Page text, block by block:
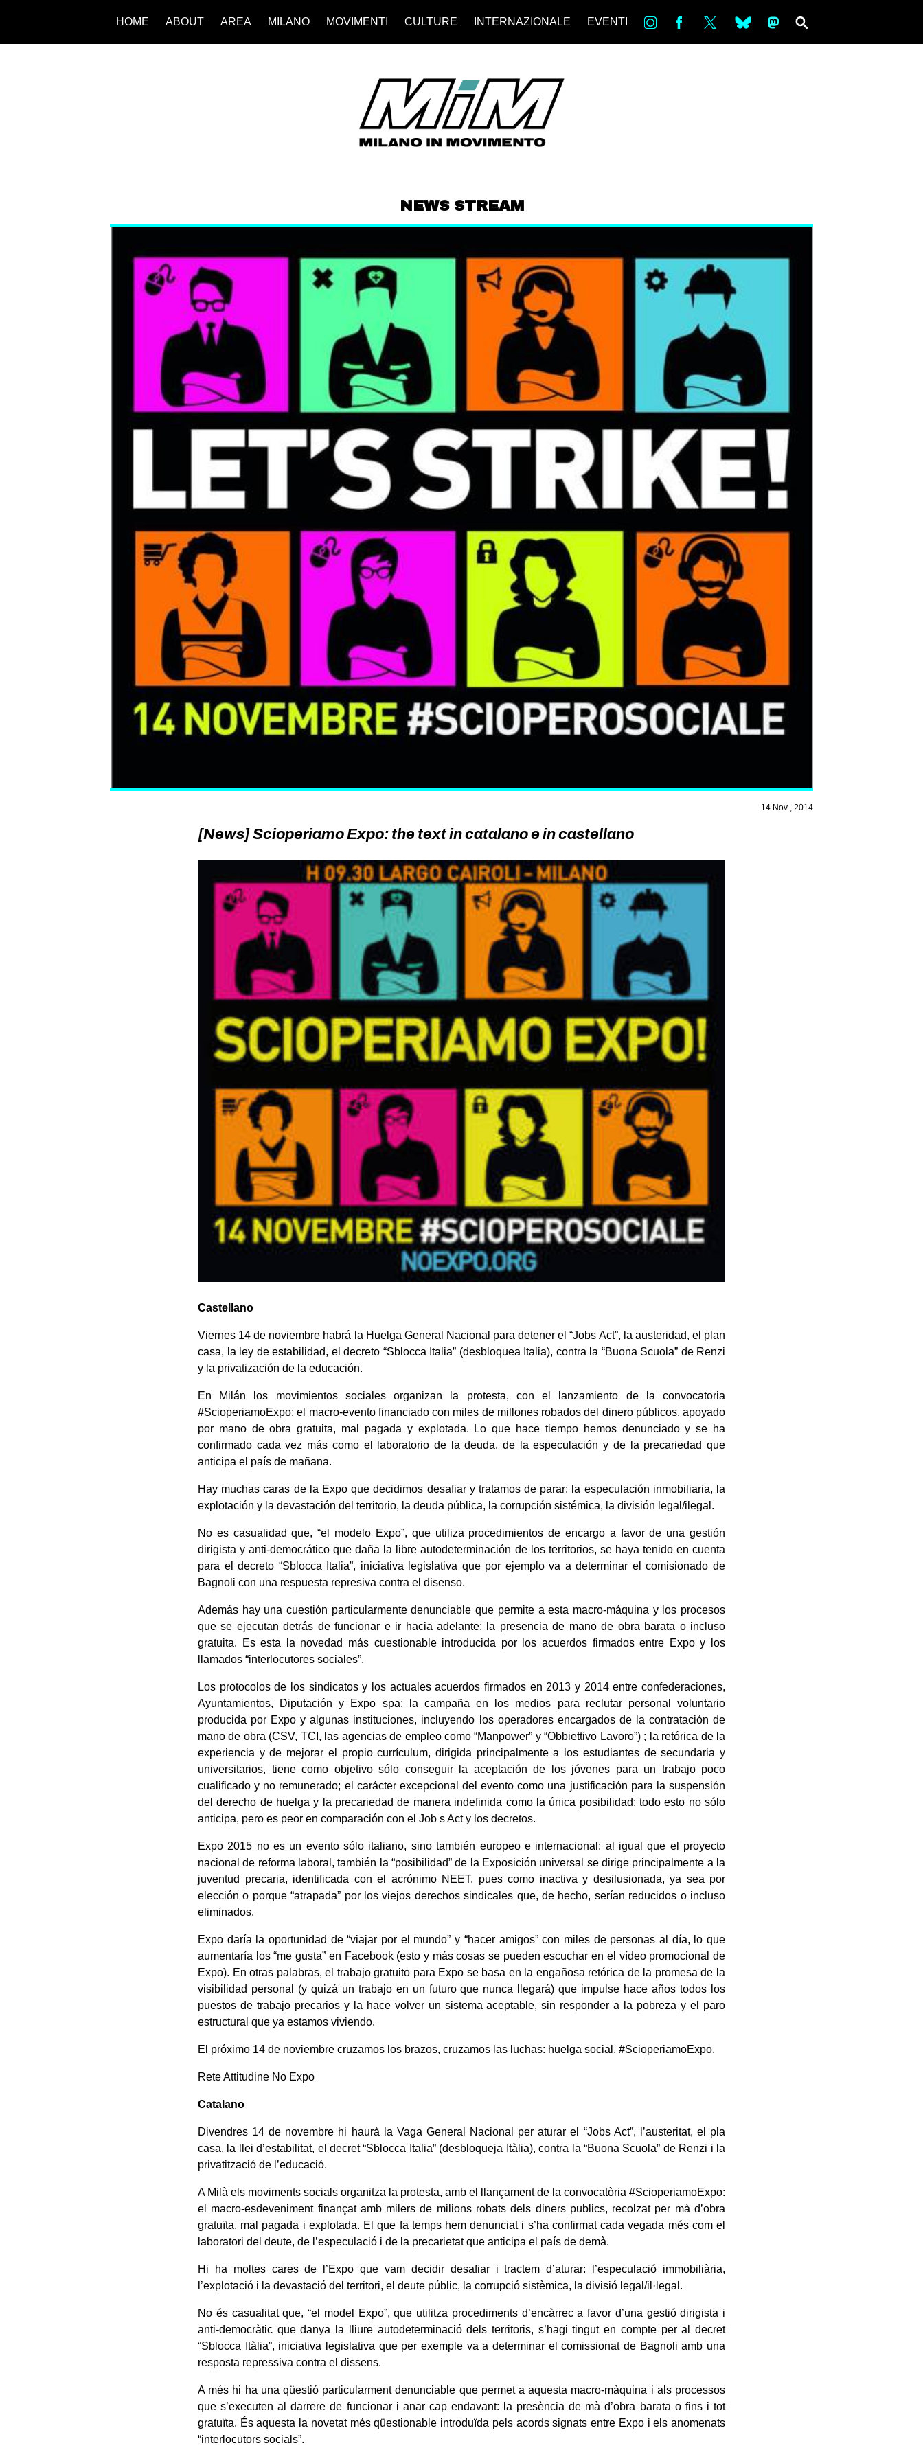
HOME ABOUT AREA MILANO MOVIMENTI CULTURE INTERNAZIONALE EVENTI in bsky ms
NEWS STREAM
14 Nov , 2014
[News] Scioperiamo Expo: the text in catalano e in castellano
Castellano
Viernes 14 de noviembre habrá la Huelga General Nacional para detener el “Jobs Act”, la austeridad, el plan
casa, la ley de estabilidad, el decreto “Sblocca Italia” (desbloquea Italia), contra la “Buona Scuola” de Renzi
y la privatización de la educación.
En Milán los movimientos sociales organizan la protesta, con el lanzamiento de la convocatoria
#ScioperiamoExpo: el macro-evento financiado con miles de millones robados del dinero públicos, apoyado
por mano de obra gratuita, mal pagada y explotada. Lo que hace tiempo hemos denunciado y se ha
confirmado cada vez más como el laboratorio de la deuda, de la especulación y de la precariedad que
anticipa el país de mañana.
Hay muchas caras de la Expo que decidimos desafiar y tratamos de parar: la especulación inmobiliaria, la
explotación y la devastación del territorio, la deuda pública, la corrupción sistémica, la división legal/ilegal.
No es casualidad que, “el modelo Expo”, que utiliza procedimientos de encargo a favor de una gestión
dirigista y anti-democrático que daña la libre autodeterminación de los territorios, se haya tenido en cuenta
para el decreto “Sblocca Italia”, iniciativa legislativa que por ejemplo va a determinar el comisionado de
Bagnoli con una respuesta represiva contra el disenso.
Además hay una cuestión particularmente denunciable que permite a esta macro-máquina y los procesos
que se ejecutan detrás de funcionar e ir hacia adelante: la presencia de mano de obra barata o incluso
gratuita. Es esta la novedad más cuestionable introducida por los acuerdos firmados entre Expo y los
llamados “interlocutores sociales”.
Los protocolos de los sindicatos y los actuales acuerdos firmados en 2013 y 2014 entre confederaciones,
Ayuntamientos, Diputación y Expo spa; la campaña en los medios para reclutar personal voluntario
producida por Expo y algunas instituciones, incluyendo los operadores encargados de la contratación de
mano de obra (CSV, TCI, las agencias de empleo como “Manpower” y “Obbiettivo Lavoro”) ; la retórica de la
experiencia y de mejorar el propio currículum, dirigida principalmente a los estudiantes de secundaria y
universitarios, tiene como objetivo sólo conseguir la aceptación de los jóvenes para un trabajo poco
cualificado y no remunerado; el carácter excepcional del evento como una justificación para la suspensión
del derecho de huelga y la precariedad de manera indefinida como la única posibilidad: todo esto no sólo
anticipa, pero es peor en comparación con el Job s Act y los decretos.
Expo 2015 no es un evento sólo italiano, sino también europeo e internacional: al igual que el proyecto
nacional de reforma laboral, también la “posibilidad” de la Exposición universal se dirige principalmente a la
juventud precaria, identificada con el acrónimo NEET, pues como inactiva y desilusionada, ya sea por
elección o porque “atrapada” por los viejos derechos sindicales que, de hecho, serían reducidos o incluso
eliminados.
Expo daría la oportunidad de “viajar por el mundo” y “hacer amigos” con miles de personas al día, lo que
aumentaría los “me gusta” en Facebook (esto y más cosas se pueden escuchar en el vídeo promocional de
Expo). En otras palabras, el trabajo gratuito para Expo se basa en la engañosa retórica de la promesa de la
visibilidad personal (y quizá un trabajo en un futuro que nunca llegará) que impulse hace años todos los
puestos de trabajo precarios y la hace volver un sistema aceptable, sin responder a la pobreza y el paro
estructural que ya estamos viviendo.
El próximo 14 de noviembre cruzamos los brazos, cruzamos las luchas: huelga social, #ScioperiamoExpo.
Rete Attitudine No Expo
Catalano
Divendres 14 de novembre hi haurà la Vaga General Nacional per aturar el “Jobs Act”, l’austeritat, el pla
casa, la llei d’estabilitat, el decret “Sblocca Italia” (desbloqueja Itàlia), contra la “Buona Scuola” de Renzi i la
privatització de l’educació.
A Milà els moviments socials organitza la protesta, amb el llançament de la convocatòria #ScioperiamoExpo:
el macro-esdeveniment finançat amb milers de milions robats dels diners publics, recolzat per mà d’obra
gratuïta, mal pagada i explotada. El que fa temps hem denunciat i s’ha confirmat cada vegada més com el
laboratori del deute, de l’especulació i de la precarietat que anticipa el país de demà.
Hi ha moltes cares de l’Expo que vam decidir desafiar i tractem d’aturar: l’especulació immobiliària,
l’explotació i la devastació del territori, el deute públic, la corrupció sistèmica, la divisió legal/il·legal.
No és casualitat que, “el model Expo”, que utilitza procediments d’encàrrec a favor d’una gestió dirigista i
anti-democràtic que danya la lliure autodeterminació dels territoris, s’hagi tingut en compte per al decret
“Sblocca Itàlia”, iniciativa legislativa que per exemple va a determinar el comissionat de Bagnoli amb una
resposta repressiva contra el dissens.
A més hi ha una qüestió particularment denunciable que permet a aquesta macro-màquina i als processos
que s’executen al darrere de funcionar i anar cap endavant: la presència de mà d’obra barata o fins i tot
gratuïta. És aquesta la novetat més qüestionable introduïda pels acords signats entre Expo i els anomenats
“interlocutors socials”.